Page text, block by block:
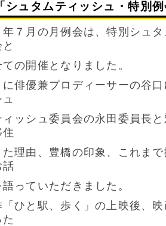
シュタムティッシュ・特別
年７月の月例会は、特別シュ
の開催となりました。
に俳優兼プロディーサーの谷
ィッシュ委員会の永田委員長
た理由、豊橋の印象、これま
話
っていただきました。
「ひと駅、歩く」の上映後、